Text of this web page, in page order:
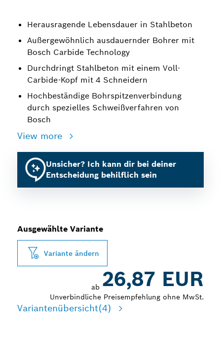
Herausragende Lebensdauer in Stahlbeton
Außergewöhnlich ausdauernder Bohrer mit
Bosch Carbide Technology
Durchdringt Stahlbeton mit einem Voll-
Carbide-Kopf mit 4 Schneidern
Hochbeständige Bohrspitzenverbindung
durch spezielles Schweißverfahren von
Bosch
View more
Unsicher? Ich kann dir bei deiner
Entscheidung behilflich sein
Ausgewählte Variante
Variante ändern
ab 26,87 EUR
Unverbindliche Preisempfehlung ohne MwSt.
Variantenübersicht(4)